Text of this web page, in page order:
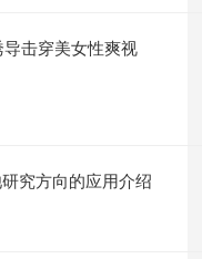
击穿美女性爽视
究方向的应用介绍